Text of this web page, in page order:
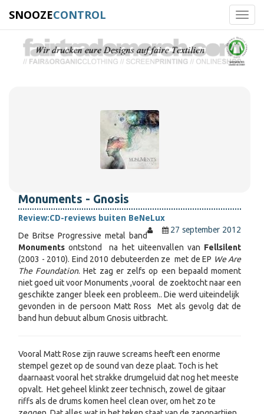
SNOOZECONTROL
Monuments - Gnosis
Review:CD-reviews buiten BeNeLux
27 september 2012
De Britse Progressive metal band
Monumentsontstond na het uiteenvallen van Fellsilent
(2003 - 2010). Eind 2010 debuteerden ze met de EP We Are
The Foundation. Het zag er zelfs op een bepaald moment
niet goed uit voor Monuments ,vooral de zoektocht naar een
geschikte zanger bleek een probleem.. Die werd uiteindelijk
gevonden in de persoon Matt Ross Met als gevolg dat de
band hun debuut album Gnosis uitbracht.
Vooral Matt Rose zijn rauwe screams heeft een enorme
stempel gezet op de sound van deze plaat. Toch is het
daarnaast vooral het strakke drumgeluid dat nog het meeste
opvalt. Het geheel klinkt zeer technisch, zowel de gitaar
riffs als de drums komen heel clean over, om het zo te